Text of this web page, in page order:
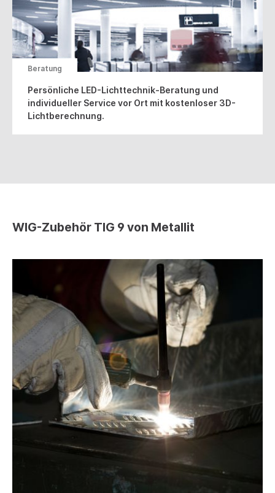
Beratung
Persönliche LED-Lichttechnik-Beratung und
individueller Service vor Ort mit kostenloser 3D-
Lichtberechnung.
WIG-Zubehör TIG 9 von Metallit